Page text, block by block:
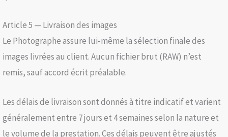
Article 5 — Livraison des images
Le Photographe assure lui-même la sélection finale des
images livrées au client. Aucun fichier brut (RAW) n’est
remis, sauf accord écrit préalable.
Les délais de livraison sont donnés à titre indicatif et varient
généralement entre 7 jours et 4 semaines selon la nature et
le volume de la prestation. Ces délais peuvent être ajustés